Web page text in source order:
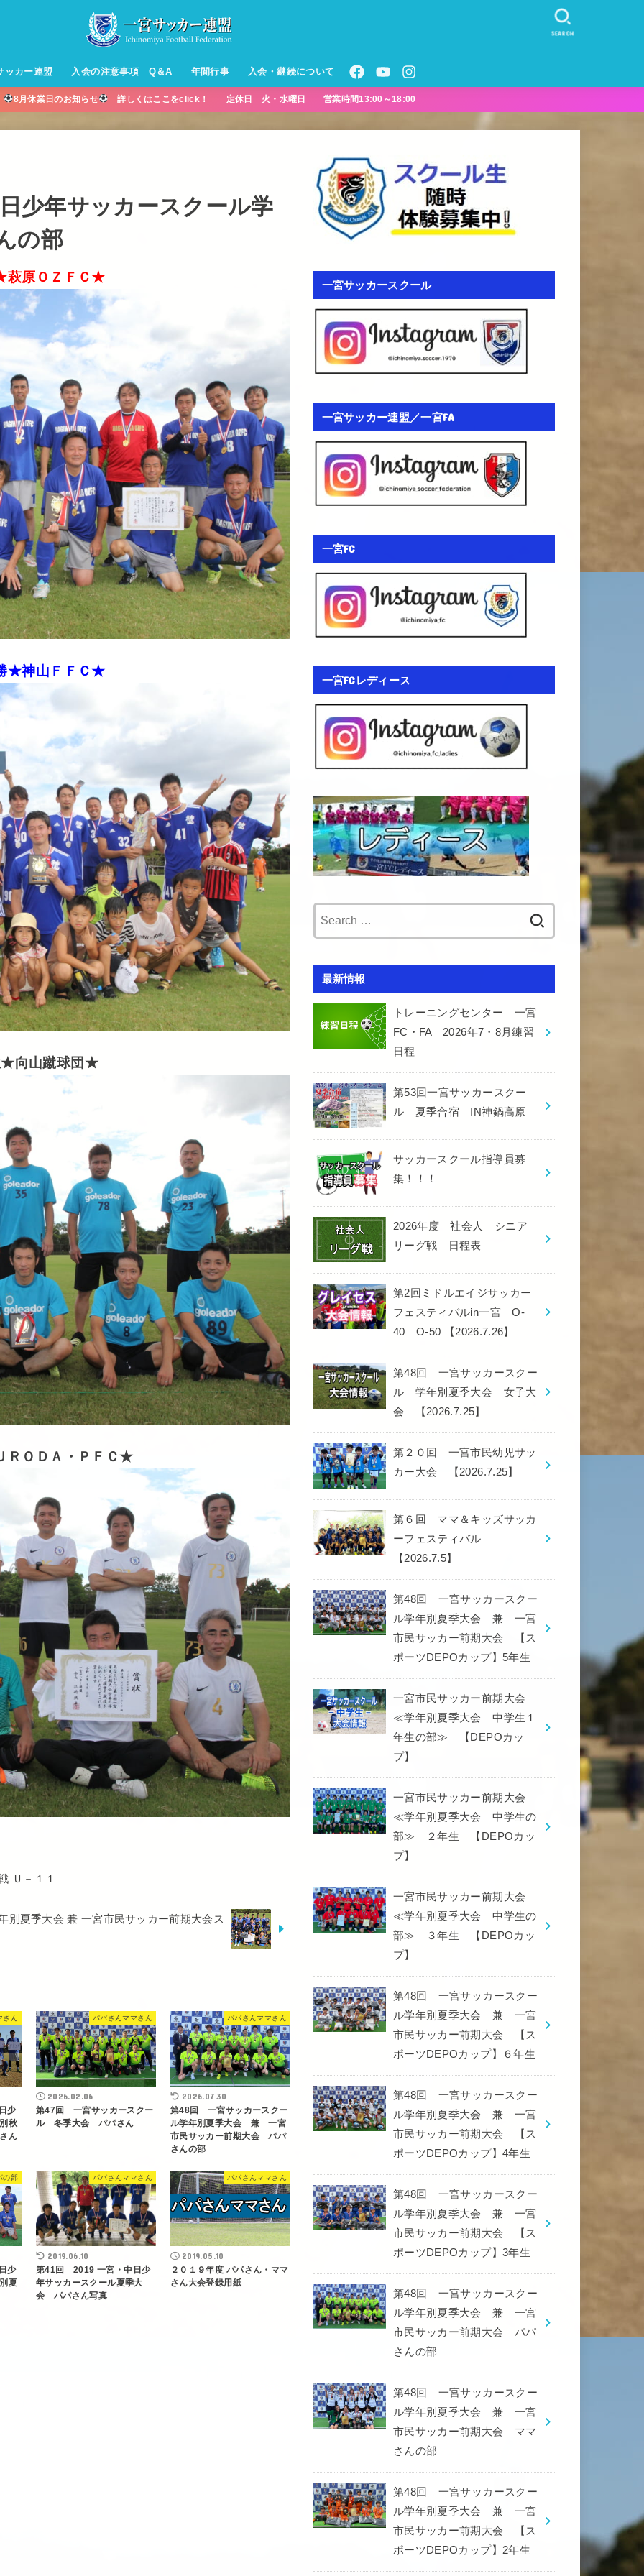
小学生】
小学生】
中学生】
子】
【中学生
中・年
ッカー連盟 入会の注意事項 Q＆A 年間行事 入会・継続について
SEARCH
8月休業日のお知らせ 詳しくはここをclick！ 定休日 火・水曜日 営業時間13:00～18:00
少年サッカースクール学
の部
原ＯＺＦＣ★
★神山ＦＦＣ★
向山蹴球団★
ＯＤＡ・ＰＦＣ★
Ｕ－１１
夏季大会 兼 一宮市民サッカー前期大会ス
さん
少
秋
ん
パパさんママさん
2026.02.06
第47回 一宮サッカースクー
ル 冬季大会 パパさん
パパさんママさん
2026.07.30
第48回 一宮サッカースクー
ル学年別夏季大会 兼 一宮
市民サッカー前期大会 パパ
さんの部
の部
少
夏
パパさんママさん
2019.06.10
第41回 2019 一宮・中日少
年サッカースクール夏季大
会 パパさん写真
パパさんママさん
2019.05.10
２０１９年度 パパさん・ママ
さん大会登録用紙
一宮サッカースクール
一宮サッカー連盟／一宮FA
一宮FC
一宮FCレディース
最新情報
トレーニングセンター 一宮
FC・FA 2026年7・8月練習
日程
第53回一宮サッカースクー
ル 夏季合宿 IN神鍋高原
サッカースクール指導員募
集！！！
2026年度 社会人 シニア
リーグ戦 日程表
第2回ミドルエイジサッカー
フェスティバルin一宮 O-
40 O-50 【2026.7.26】
第48回 一宮サッカースクー
ル 学年別夏季大会 女子大
会 【2026.7.25】
第２０回 一宮市民幼児サッ
カー大会 【2026.7.25】
第６回 ママ＆キッズサッカ
ーフェスティバル
【2026.7.5】
第48回 一宮サッカースクー
ル学年別夏季大会 兼 一宮
市民サッカー前期大会 【ス
ポーツDEPOカップ】5年生
一宮市民サッカー前期大会
≪学年別夏季大会 中学生１
年生の部≫ 【DEPOカッ
プ】
一宮市民サッカー前期大会
≪学年別夏季大会 中学生の
部≫ ２年生 【DEPOカッ
プ】
一宮市民サッカー前期大会
≪学年別夏季大会 中学生の
部≫ ３年生 【DEPOカッ
プ】
第48回 一宮サッカースクー
ル学年別夏季大会 兼 一宮
市民サッカー前期大会 【ス
ポーツDEPOカップ】６年生
第48回 一宮サッカースクー
ル学年別夏季大会 兼 一宮
市民サッカー前期大会 【ス
ポーツDEPOカップ】4年生
第48回 一宮サッカースクー
ル学年別夏季大会 兼 一宮
市民サッカー前期大会 【ス
ポーツDEPOカップ】3年生
第48回 一宮サッカースクー
ル学年別夏季大会 兼 一宮
市民サッカー前期大会 パパ
さんの部
第48回 一宮サッカースクー
ル学年別夏季大会 兼 一宮
市民サッカー前期大会 ママ
さんの部
第48回 一宮サッカースクー
ル学年別夏季大会 兼 一宮
市民サッカー前期大会 【ス
ポーツDEPOカップ】2年生